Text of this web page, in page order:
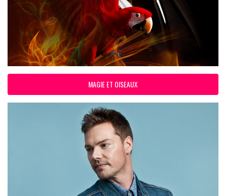
MAGIE ET OISEAUX